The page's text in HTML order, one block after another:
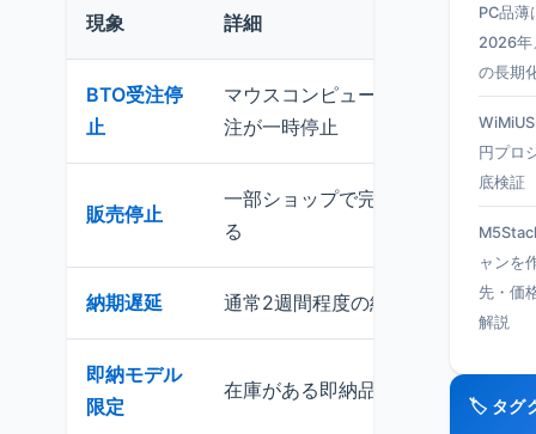
現象 詳細
BTO受注停
止
マウスコンピューターなど大手
注が一時停止
販売停止
一部ショップで完全に販売停止に
る
納期遅延 通常2週間程度の納期が1ヶ月以上に
即納モデル
限定
在庫がある即納品は限定された構成
PC品薄
2026年
の長期
円プロ
底検証
ャンを
先・価
解説
🏷️ タグ